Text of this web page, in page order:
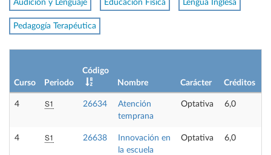
Audición y Lenguaje Educación Física Lengua Inglesa
Pedagogía Terapéutica
Curso Periodo
Código
Nombre
Carácter Créditos
4 S1 26634
Atención
temprana
Optativa 6,0
4 S1 26638
Innovación en
la escuela
Optativa 6,0